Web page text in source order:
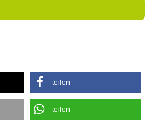
tei­len
tei­len